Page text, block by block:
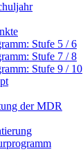
Stufe 5 / 6
Stufe 7 / 8
Stufe 9 / 10
der MDR